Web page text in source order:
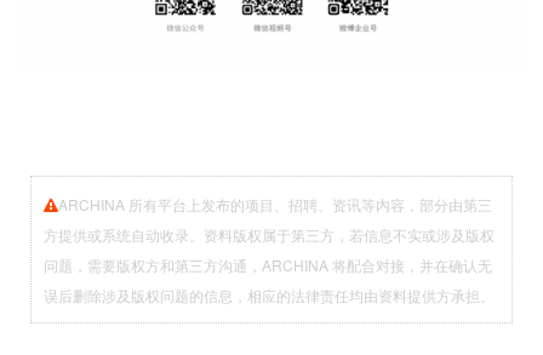
ARCHINA 所有平台上发布的项目、招聘、资讯等内容，部分由第三
方提供或系统自动收录。资料版权属于第三方，若信息不实或涉及版权
问题，需要版权方和第三方沟通，ARCHINA 将配合对接，并在确认无
误后删除涉及版权问题的信息，相应的法律责任均由资料提供方承担。